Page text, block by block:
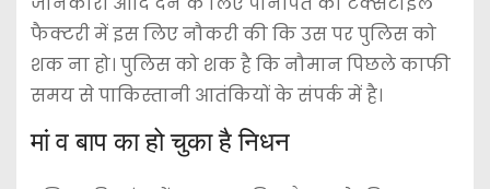
फैक्टरी में इस लिए नौकरी की कि उस पर पुलिस को
शक ना हो। पुलिस को शक है कि नौमान पिछले काफी
समय से पाकिस्तानी आतंकियों के संपर्क में है।
मां व बाप का हो चुका है निधन